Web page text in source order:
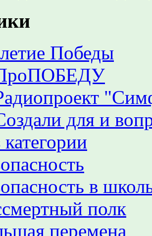
Победы
для и
категории
в
полк
перемена